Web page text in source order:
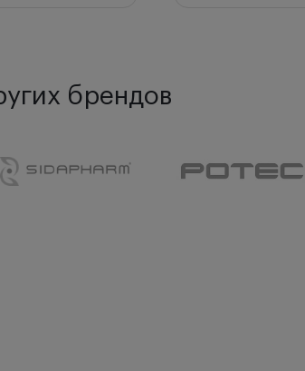
брендов